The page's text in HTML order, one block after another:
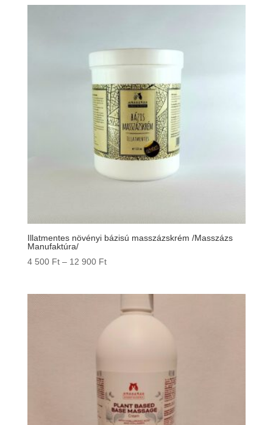
Illatmentes növényi bázisú masszázskrém /Masszázs
Manufaktúra/
4 500 Ft – 12 900 FtÁrtartomány: